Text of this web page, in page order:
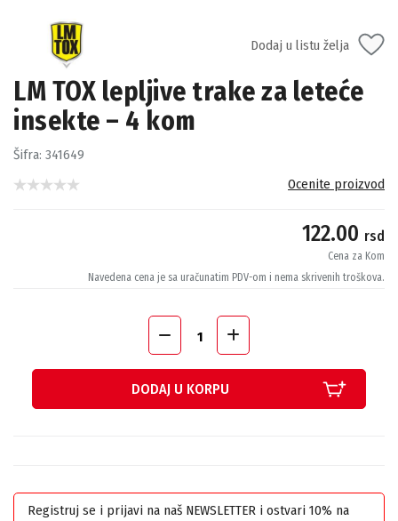
Dodaj u listu želja
LM TOX lepljive trake za leteće
insekte – 4 kom
Šifra: 341649
Ocenite proizvod
122.00 rsd
Cena za Kom
Navedena cena je sa uračunatim PDV-om i nema skrivenih troškova.
DODAJ U KORPU
Registruj se i prijavi na naš NEWSLETTER i ostvari 10% na